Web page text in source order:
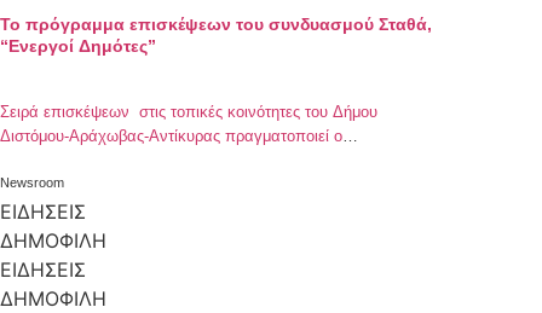
Το πρόγραμμα επισκέψεων του συνδυασμού Σταθά,
“Ενεργοί Δημότες”
Σειρά επισκέψεων στις τοπικές κοινότητες του Δήμου
Διστόμου-Αράχωβας-Αντίκυρας πραγματοποιεί ο
Δήμαρχος Γιάννης Σταθάς προσκαλεί συλλόγους, φορείς και
όλους τους πολίτες να ανταλλάξουν ιδέες και απόψεις.
Σήμερα τρίτη θα πραγματοποιηθεί επίσκεψη στο Στείρι
Δημαρχείο Διστόμου και στην Αράχωβα.
Newsroom
ΕΙΔΗΣΕΙΣ
ΔΗΜΟΦΙΛΗ
ΕΙΔΗΣΕΙΣ
ΔΗΜΟΦΙΛΗ